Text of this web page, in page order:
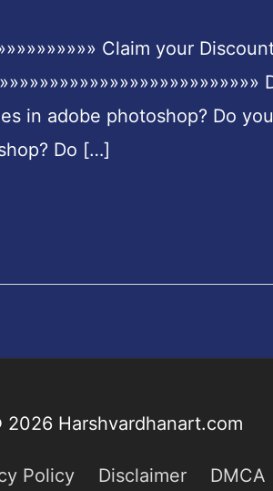
Claim your
in adobe photoshop? Do
Do […]
2026 Harshvardhanart.com
Policy Disclaimer DMCA